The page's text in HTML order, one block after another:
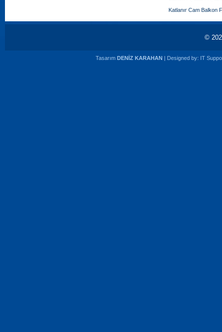
Katlanır Cam Balkon
©
Tasarım DENİZ KARAHAN| Designed by: IT